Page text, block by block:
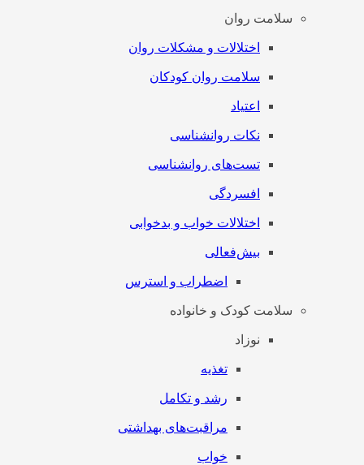
سلامت روان
اختلالات و مشکلات روان
سلامت روان کودکان
اعتیاد
نکات روانشناسی
تست‌های روانشناسی
افسردگی
اختلالات خواب و بدخوابی
بیش‌فعالی
اضطراب و استرس
سلامت کودک و خانواده
نوزاد
تغذیه
رشد و تکامل
مراقبت‌های بهداشتی
خواب